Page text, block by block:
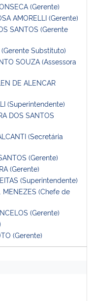
(Gerente)
AMORELLI (Gerente)
SANTOS (Gerente
Substituto)
SOUZA (Assessora
DE ALENCAR
(Superintendente)
DOS SANTOS
(Secretária
(Gerente)
(Gerente)
(Superintendente)
MENEZES (Chefe de
(Gerente)
(Gerente)